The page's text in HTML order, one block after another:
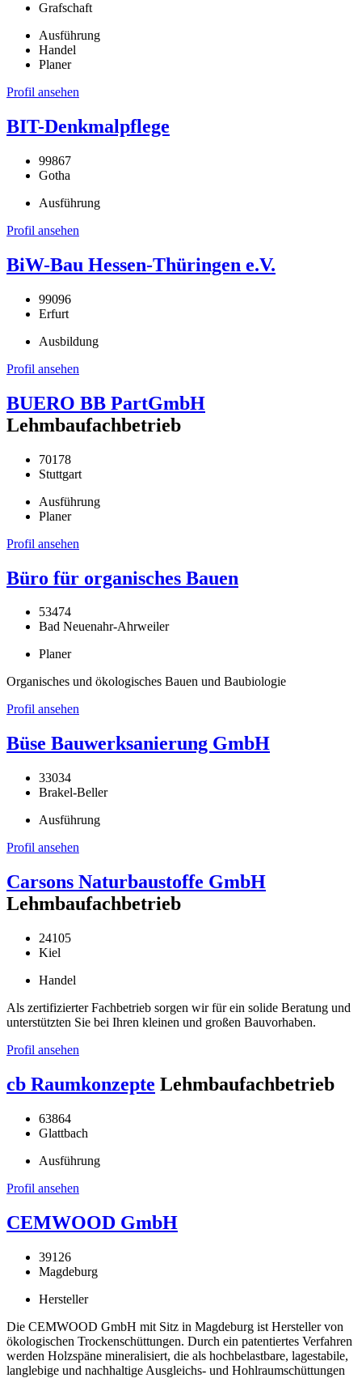
Grafschaft
Ausführung
Handel
Planer
Profil ansehen
BIT-Denkmalpflege
99867
Gotha
Ausführung
Profil ansehen
BiW-Bau Hessen-Thüringen e.V.
99096
Erfurt
Ausbildung
Profil ansehen
BUERO BB PartGmbH
Lehmbaufachbetrieb
70178
Stuttgart
Ausführung
Planer
Profil ansehen
Büro für organisches Bauen
53474
Bad Neuenahr-Ahrweiler
Planer
Organisches und ökologisches Bauen und Baubiologie
Profil ansehen
Büse Bauwerksanierung GmbH
33034
Brakel-Beller
Ausführung
Profil ansehen
Carsons Naturbaustoffe GmbH
Lehmbaufachbetrieb
24105
Kiel
Handel
Als zertifizierter Fachbetrieb sorgen wir für ein solide Beratung und
unterstützten Sie bei Ihren kleinen und großen Bauvorhaben.
Profil ansehen
cb Raumkonzepte Lehmbaufachbetrieb
63864
Glattbach
Ausführung
Profil ansehen
CEMWOOD GmbH
39126
Magdeburg
Hersteller
Die CEMWOOD GmbH mit Sitz in Magdeburg ist Hersteller von
ökologischen Trockenschüttungen. Durch ein patentiertes Verfahren
werden Holzspäne mineralisiert, die als hochbelastbare, lagestabile,
langlebige und nachhaltige Ausgleichs- und Hohlraumschüttungen